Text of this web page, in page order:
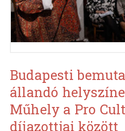
Budapesti
állandó
Műhely a Pro
díjazottjai között